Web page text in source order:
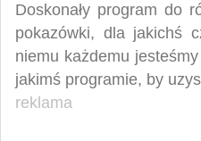
Doskonały program do
pokazówki, dla jakichś
niemu każdemu
jakimś programie, by
reklama